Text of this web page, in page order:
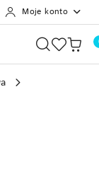
Moje konto